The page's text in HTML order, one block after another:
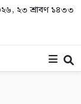
২৩ শ্রাবণ ১৪৩৩